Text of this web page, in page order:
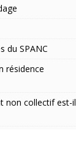
du SPANC
résidence
non collectif est-il